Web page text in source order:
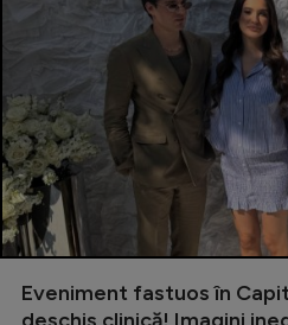
Eveniment fastuos în